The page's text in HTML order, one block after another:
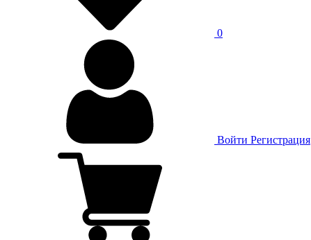
0
Войти Регистрация